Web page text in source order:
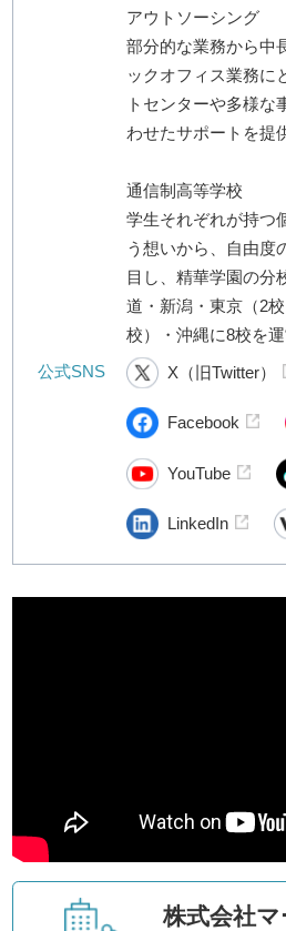
アウトソーシング
部分的な業務から中
ックオフィス業務に
トセンターや多様な
わせたサポートを提
通信制高等学校
学生それぞれが持つ
う想いから、自由度
目し、精華学園の分
道・新潟・東京（2
校）・沖縄に8校を運
公式SNS
X（旧Twitter）
Facebook
YouTube
LinkedIn
株式会社